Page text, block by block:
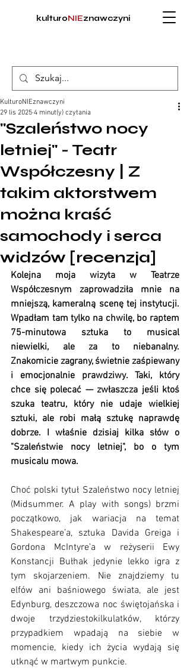
kulturoNIEznawczyni
"Szaleństwo nocy
letniej" - Teatr
Współczesny | Z
takim aktorstwem
można kraść
samochody i serca
widzów [recenzja]
KulturoNIEznawczyni
29 lis 2025 4 minut(y) czytania
Kolejna moja wizyta w Teatrze
Współczesnym zaprowadziła mnie na
mniejszą, kameralną scenę tej instytucji.
Wpadłam tam tylko na chwilę, bo raptem
75-minutowa sztuka to musical
niewielki, ale za to niebanalny.
Znakomicie zagrany, świetnie zaśpiewany
i emocjonalnie prawdziwy. Taki, który
chce się polecać — zwłaszcza jeśli ktoś
szuka teatru, który nie udaje wielkiej
sztuki, ale robi małą sztukę naprawdę
dobrze. I właśnie dzisiaj kilka słów o
"Szaleństwie nocy letniej", bo o tym
musicalu mowa.
Choć polski tytuł Szaleństwo nocy letniej
(Midsummer. A play with songs) brzmi
początkowo, jak wariacja na temat
Shakespeare’a, sztuka Davida Greiga i
Gordona McIntyre’a w reżyserii Ewy
Konstancji Bułhak jedynie lekko igra z
tym skojarzeniem. Nie znajdziemy tu
elfów ani baśniowego świata, ale jest
Edynburg, deszczowa noc świętojańska i
dwoje trzydziestokilkulatków, którzy
przypadkiem wpadają na siebie w
momencie, kiedy ich życia wydają się
utknąć w martwym punkcie.